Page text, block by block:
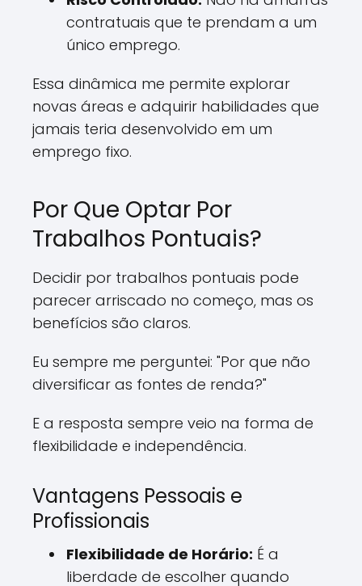
contratuais que te prendam a um
único emprego.
Essa dinâmica me permite explorar
novas áreas e adquirir habilidades que
jamais teria desenvolvido em um
emprego fixo.
Por Que Optar Por
Trabalhos Pontuais?
Decidir por trabalhos pontuais pode
parecer arriscado no começo, mas os
benefícios são claros.
Eu sempre me perguntei: "Por que não
diversificar as fontes de renda?"
E a resposta sempre veio na forma de
flexibilidade e independência.
Vantagens Pessoais e
Profissionais
Flexibilidade de Horário: É a
liberdade de escolher quando